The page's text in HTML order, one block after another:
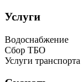
Услуги
Водоснабжение
Сбор ТБО
Услуги транспорта